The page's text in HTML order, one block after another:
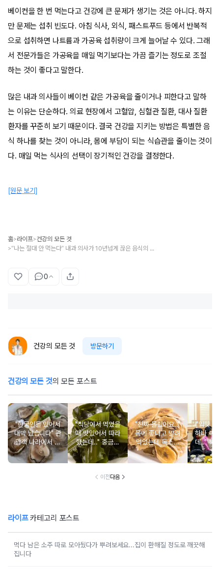
베이컨을 한 번 먹는다고 건강에 큰 문제가 생기는 것은 아니다. 하지
만 문제는 섭취 빈도다. 아침 식사, 외식, 패스트푸드 등에서 반복적
으로 섭취하면 나트륨과 가공육 섭취량이 크게 늘어날 수 있다. 그래
서 전문가들은 가공육을 매일 먹기보다는 가끔 즐기는 정도로 조절
하는 것이 좋다고 말한다.
많은 내과 의사들이 베이컨 같은 가공육을 줄이거나 피한다고 말하
는 이유는 단순하다. 의료 현장에서 고혈압, 심혈관 질환, 대사 질환
환자를 꾸준히 보기 때문이다. 결국 건강을 지키는 방법은 특별한 음
식 하나를 찾는 것이 아니라, 몸에 부담이 되는 식습관을 줄이는 것이
다. 매일 먹는 식사의 선택이 장기적인 건강을 결정한다.
[원문 보기]
홈>라이프>건강의 모든 것
> “나는 절대 안 먹는다” 내과 의사가 10년넘게 끊은 음식의 정체
0
건강의 모든 것 방문하기
건강의 모든 것의 모든 포스트
"한국인들 있어서
대박 났습니다" 관
광객 나라에서 남
녀노소 보양식처
럼 먹는 음식
"식당에서 먹었을
때 맛있어서 따라
했는데.." 중금속
싹 다 빠질 줄 몰
랐어요
"진짜 몰랐어요.."
몸에 좋다고 말려
먹었는데 독소를
먹고 있었던 의외
의 음식
"입맛 없
하나 싸
데.." 북
외로 안
건
이전다음
라이프카테고리 포스트
먹다 남은 소주 따로 모아뒀다가 뿌려보세요...집이 환해질 정도로 깨끗해
집니다